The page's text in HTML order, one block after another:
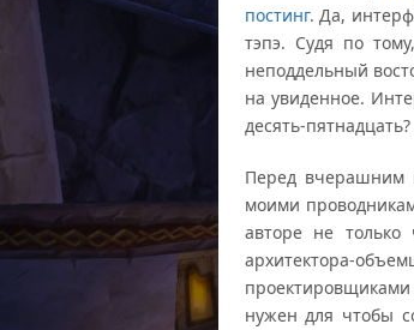
постинг. Да,
тэпэ. Судя по
неподдельный
на увиденное.
десять-
Перед вчерашним
моими
авторе не только
архитектора-
проектировщиками
нужен для чтобы